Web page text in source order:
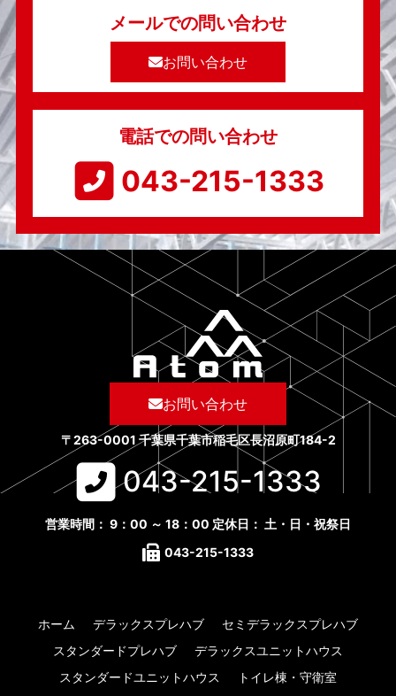
メールでの問い合わせ
お問い合わせ
電話での問い合わせ
043-215-1333​
お問い合わせ
〒263-0001 千葉県千葉市稲毛区長沼原町184-2
043-215-1333​
営業時間： 9：00 ～ 18：00 定休日： 土・日・祝祭日
043-215-1333​
ホーム デラックスプレハブ
セミデラックスプレハブ
スタンダードプレハブ
デラックスユニットハウス
スタンダードユニットハウス
トイレ棟・守衛室